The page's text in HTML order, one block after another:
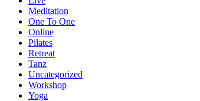
Meditation
One To One
Online
Pilates
Retreat
Tanz
Uncategorized
Workshop
Yoga